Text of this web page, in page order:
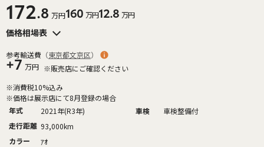
172.8 万円160 万円12.8 万円
価格相場表
参考輸送費 （東京都文京区）
+7 万円 ※販売店にご確認ください
※消費税10%込み
※価格は展示店にて8月登録の場合
年式
2021年(R3年) 車検
車検整備付
走行距離 93,000km
カラー
ｱｵ